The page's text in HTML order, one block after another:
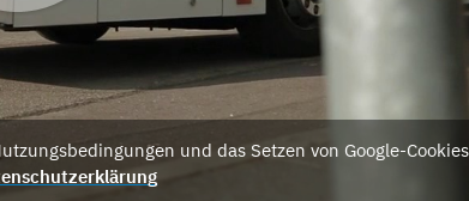
und das Setzen von Google-